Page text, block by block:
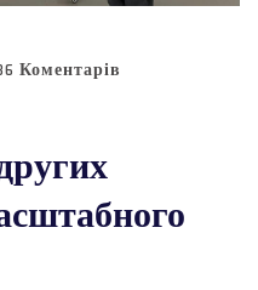
Коментарів